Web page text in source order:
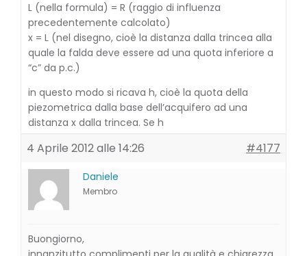
L (nella formula) = R (raggio di influenza
precedentemente calcolato)
x = L (nel disegno, cioè la distanza dalla trincea alla
quale la falda deve essere ad una quota inferiore a
“c” da p.c.)
in questo modo si ricava h, cioè la quota della
piezometrica dalla base dell’acquifero ad una
distanza x dalla trincea. Se h
4 Aprile 2012 alle 14:26 #4177
Daniele
Membro
Buongiorno,